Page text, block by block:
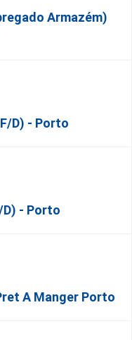
Armazém)
D) - Porto
D) - Porto
A Manger Porto